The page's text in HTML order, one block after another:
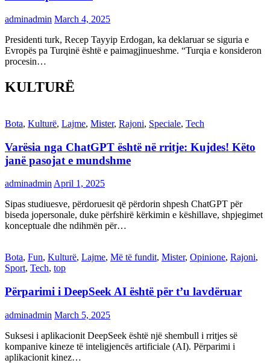
adminadmin March 4, 2025
Presidenti turk, Recep Tayyip Erdogan, ka deklaruar se siguria e
Evropës pa Turqinë është e paimagjinueshme. “Turqia e konsideron
procesin…
KULTURË
Bota, Kulturë, Lajme, Mister, Rajoni, Speciale, Tech
Varësia nga ChatGPT është në rritje: Kujdes! Këto
janë pasojat e mundshme
adminadmin April 1, 2025
Sipas studiuesve, përdoruesit që përdorin shpesh ChatGPT për
biseda jopersonale, duke përfshirë kërkimin e këshillave, shpjegimet
konceptuale dhe ndihmën për…
Bota, Fun, Kulturë, Lajme, Më të fundit, Mister, Opinione, Rajoni,
Sport, Tech, top
Përparimi i DeepSeek AI është për t’u lavdëruar
adminadmin March 5, 2025
Suksesi i aplikacionit DeepSeek është një shembull i rritjes së
kompanive kineze të inteligjencës artificiale (AI). Përparimi i
aplikacionit kinez…